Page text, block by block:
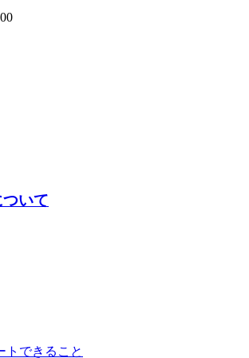
いて
トできること